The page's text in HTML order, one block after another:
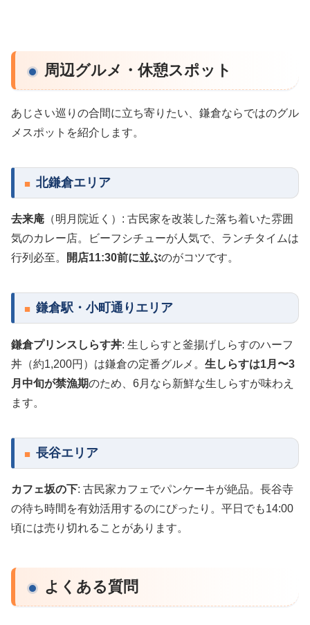
周辺グルメ・休憩スポット
あじさい巡りの合間に立ち寄りたい、鎌倉ならではのグル
メスポットを紹介します。
北鎌倉エリア
去来庵 （明月院近く）: 古民家を改装した落ち着いた雰囲
気のカレー店。ビーフシチューが人気で、ランチタイムは
行列必至。
開店11:30前に並ぶのがコツです。
鎌倉駅・小町通りエリア
鎌倉プリンスしらす丼: 生しらすと釜揚げしらすのハーフ
丼（約1,200円）は鎌倉の定番グルメ。 生しらすは1月〜3
月中旬が禁漁期のため、6月なら新鮮な生しらすが味わえ
ます。
長谷エリア
カフェ坂の下: 古民家カフェでパンケーキが絶品。長谷寺
の待ち時間を有効活用するのにぴったり。平日でも14:00
頃には売り切れることがあります。
よくある質問